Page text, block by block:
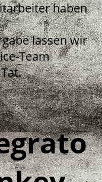
haben
lassen wir
Team